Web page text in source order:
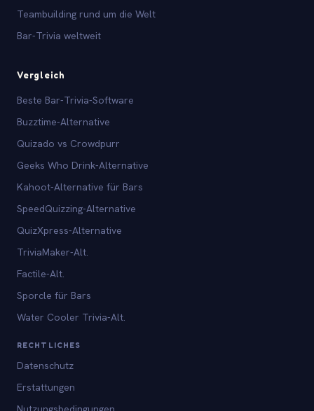
Teambuilding rund um die Welt
Bar-Trivia weltweit
Vergleich
Beste Bar-Trivia-Software
Buzztime-Alternative
Quizado vs Crowdpurr
Geeks Who Drink-Alternative
Kahoot-Alternative für Bars
SpeedQuizzing-Alternative
QuizXpress-Alternative
TriviaMaker-Alt.
Factile-Alt.
Sporcle für Bars
Water Cooler Trivia-Alt.
RECHTLICHES
Datenschutz
Erstattungen